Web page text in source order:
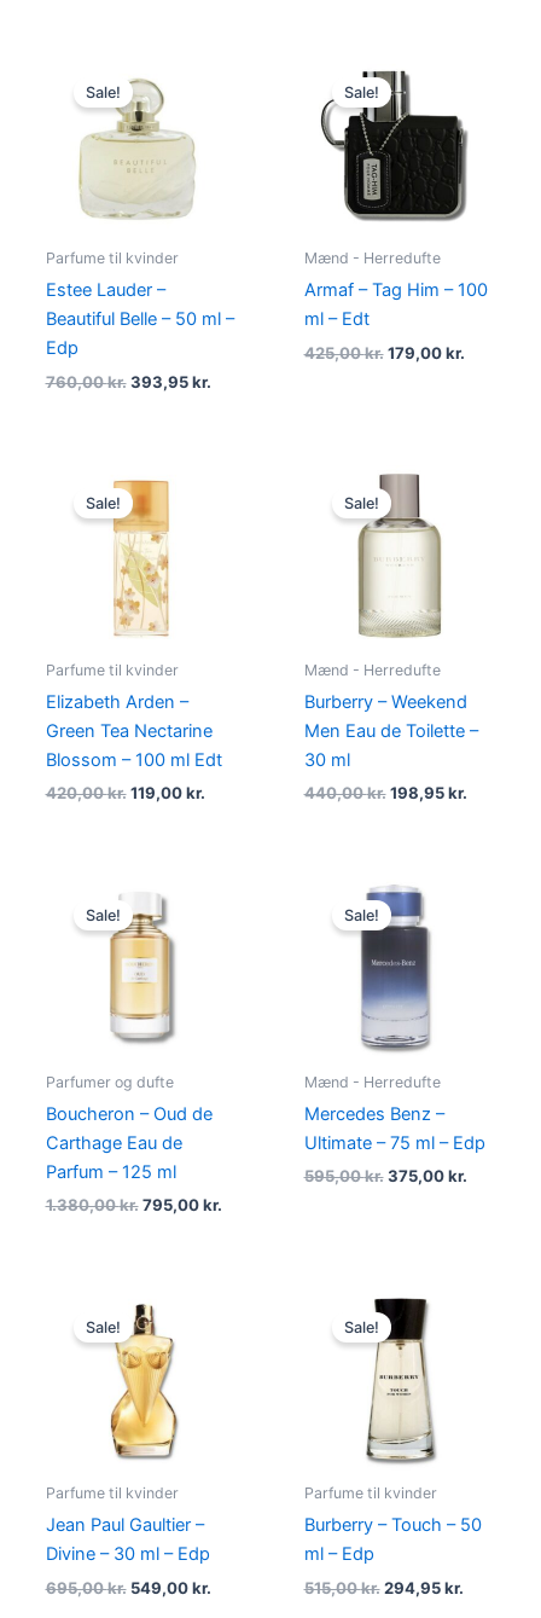
Sale!
Parfume til kvinder
Estee Lauder –
Beautiful Belle – 50 ml –
Edp
760,00kr.
price
was:
760,00 kr..
393,95kr.
Sale!
Mænd - Herredufte
Armaf – Tag Him – 100
ml – Edt
425,00kr.
price
was:
425,00 kr..
179,00kr.
179,00
Sale!
Parfume til kvinder
Elizabeth Arden –
Green Tea Nectarine
Blossom – 100 ml Edt
420,00kr.
price
was:
420,00 kr..
119,00kr.
Sale!
Mænd - Herredufte
Burberry – Weekend
Men Eau de Toilette –
30 ml
440,00kr.
Original
price
was:
440,00 kr..
198,95kr.
Sale!
Parfumer og dufte
Boucheron – Oud de
Carthage Eau de
Parfum – 125 ml
1.380,00kr.
price
was:
1.380,00 kr..
795,00kr.
Sale!
Mænd - Herredufte
Mercedes Benz –
Ultimate – 75 ml – Edp
595,00kr.
Original
price
was:
375,00kr.
Sale!
Parfume til kvinder
Jean Paul Gaultier –
Divine – 30 ml – Edp
695,00kr.
price
was:
695,00 kr..
549,00kr.
Sale!
Parfume til kvinder
Burberry – Touch – 50
ml – Edp
515,00kr.
Original
price
was:
515,00 kr..
294,95kr.